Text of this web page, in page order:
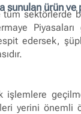
sunulan ürün
sektörlerde
edersek,
işlemlere
yerini önemli